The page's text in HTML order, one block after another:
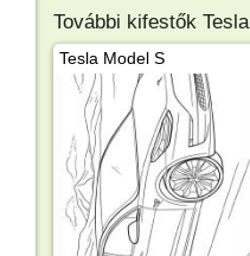
További kifestők Tesla
Tesla Model S